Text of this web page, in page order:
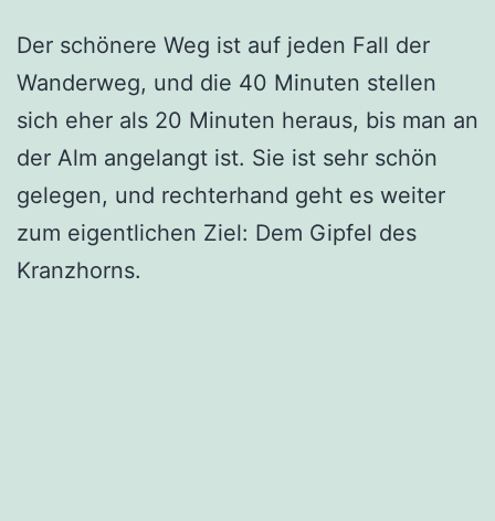
Der schönere Weg ist auf jeden Fall der
Wanderweg, und die 40 Minuten stellen
sich eher als 20 Minuten heraus, bis man an
der Alm angelangt ist. Sie ist sehr schön
gelegen, und rechterhand geht es weiter
zum eigentlichen Ziel: Dem Gipfel des
Kranzhorns.